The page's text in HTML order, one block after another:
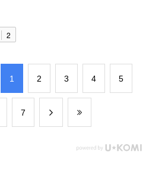
2
​1 ​2 ​3 ​4 ​5
​7